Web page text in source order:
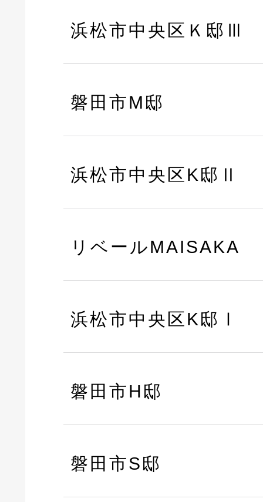
浜松市中央区Ｋ邸Ⅲ
磐田市M邸
浜松市中央区K邸Ⅱ
リベールMAISAKA
浜松市中央区K邸Ⅰ
磐田市H邸
磐田市S邸